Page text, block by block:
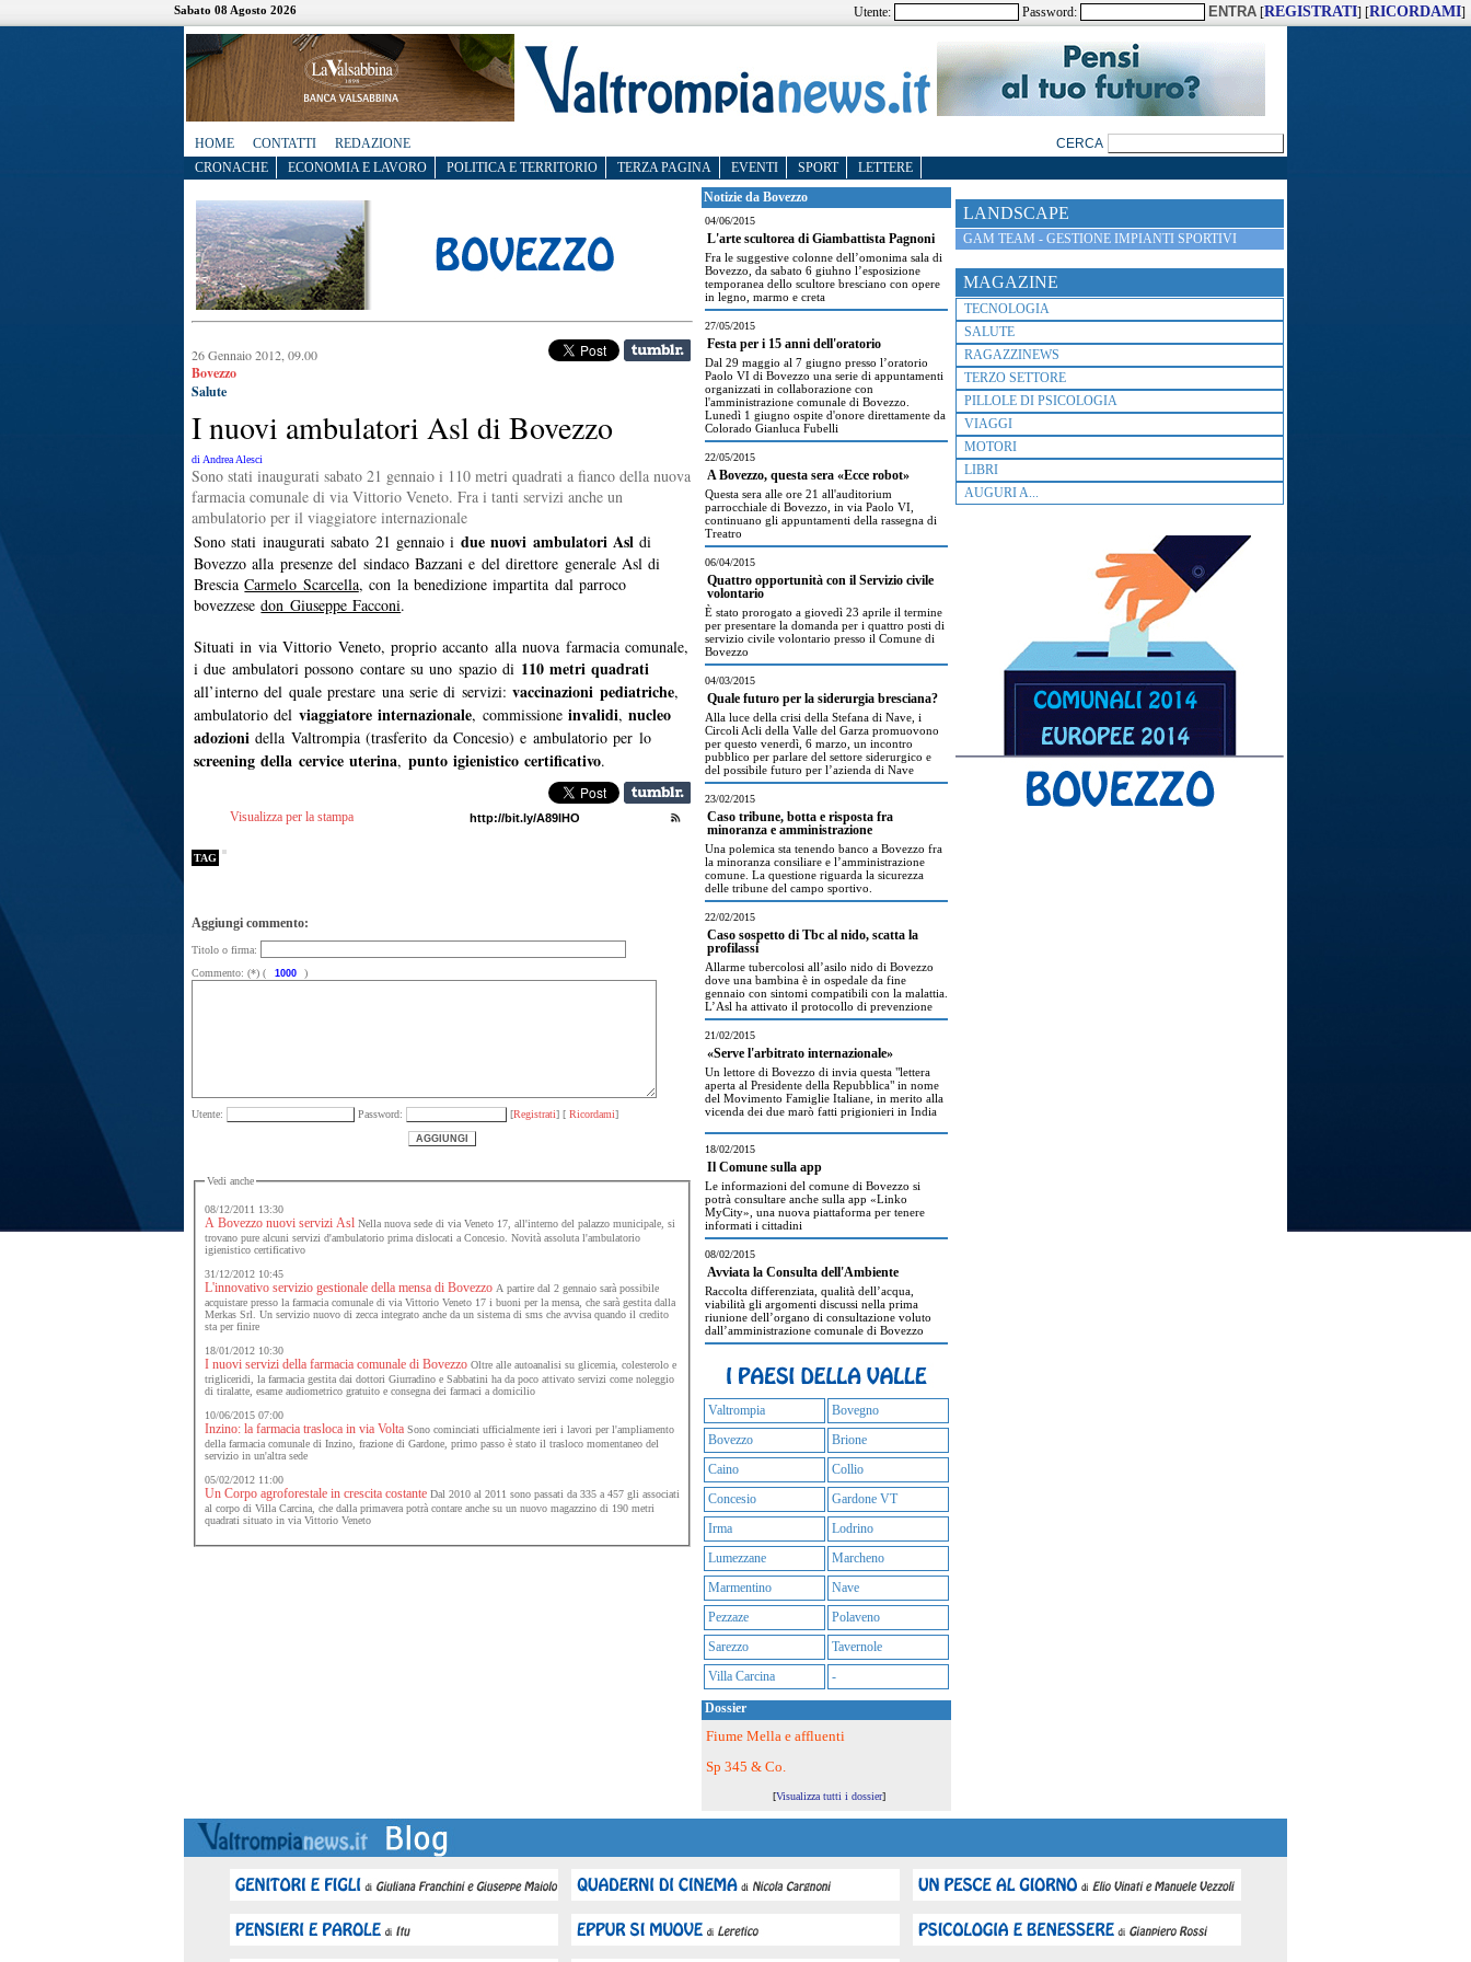
Sabato 08 Agosto 2026 Utente: Password: [REGISTRATI] [RICORDAMI]
HOME CONTATTI
REDAZIONE
CRONACHE
ECONOMIA E LAVORO POLITICA E TERRITORIO TERZA PAGINA EVENTI SPORT LETTERE
LANDSCAPE
GAM TEAM - GESTIONE IMPIANTI SPORTIVI
MAGAZINE
TECNOLOGIA
SALUTE
RAGAZZINEWS
TERZO SETTORE
PILLOLE DI PSICOLOGIA
VIAGGI
MOTORI
LIBRI
AUGURI A...
26 Gennaio 2012, 09.00
Bovezzo
Salute
I nuovi ambulatori Asl di Bovezzo
di Andrea Alesci
Sono stati inaugurati sabato 21 gennaio i 110 metri quadrati a fianco della nuova
farmacia comunale di via Vittorio Veneto. Fra i tanti servizi anche un
ambulatorio per il viaggiatore internazionale
Sono stati inaugurati sabato 21 gennaio i due nuovi ambulatori Asldi
Bovezzo alla presenze del sindaco Bazzani e del direttore generale Asl di
BresciaCarmelo Scarcella, con la benedizione impartita dal parroco
bovezzesedon Giuseppe Facconi.
Situati in via Vittorio Veneto, proprio accanto alla nuova farmacia comunale,
i due ambulatori possono contare su uno spazio di 110 metri quadrati
all’interno del quale prestare una serie di servizi:vaccinazioni pediatriche,
ambulatorio del viaggiatore internazionale, commissioneinvalidi,nucleo
adozioni della Valtrompia (trasferito da Concesio) e ambulatorio per lo
screening della cervice uterina, punto igienistico certificativo.
Visualizza per la stampa
TAG
Aggiungi commento:
Titolo o firma:
Commento: (*) (
)
Utente: Password: [Registrati] [ Ricordami]
Vedi anche
08/12/2011 13:30
A Bovezzo nuovi servizi Asl Nella nuova sede di via Veneto 17, all'interno del palazzo municipale, si
trovano pure alcuni servizi d'ambulatorio prima dislocati a Concesio. Novità assoluta l'ambulatorio
igienistico certificativo
31/12/2012 10:45
L'innovativo servizio gestionale della mensa di BovezzoA partire dal 2 gennaio sarà possibile
acquistare presso la farmacia comunale di via Vittorio Veneto 17 i buoni per la mensa, che sarà gestita dalla
Merkas Srl. Un servizio nuovo di zecca integrato anche da un sistema di sms che avvisa quando il credito
sta per finire
18/01/2012 10:30
I nuovi servizi della farmacia comunale di BovezzoOltre alle autoanalisi su glicemia, colesterolo e
trigliceridi, la farmacia gestita dai dottori Giurradino e Sabbatini ha da poco attivato servizi come noleggio
di tiralatte, esame audiometrico gratuito e consegna dei farmaci a domicilio
10/06/2015 07:00
Inzino: la farmacia trasloca in via VoltaSono cominciati ufficialmente ieri i lavori per l'ampliamento
della farmacia comunale di Inzino, frazione di Gardone, primo passo è stato il trasloco momentaneo del
servizio in un'altra sede
05/02/2012 11:00
Un Corpo agroforestale in crescita costanteDal 2010 al 2011 sono passati da 335 a 457 gli associati
al corpo di Villa Carcina, che dalla primavera potrà contare anche su un nuovo magazzino di 190 metri
quadrati situato in via Vittorio Veneto
Notizie da Bovezzo
04/06/2015
L'arte scultorea di Giambattista Pagnoni
Fra le suggestive colonne dell’omonima sala di
Bovezzo, da sabato 6 giuhno l’esposizione
temporanea dello scultore bresciano con opere
in legno, marmo e creta
27/05/2015
Festa per i 15 anni dell'oratorio
Dal 29 maggio al 7 giugno presso l’oratorio
Paolo VI di Bovezzo una serie di appuntamenti
organizzati in collaborazione con
l'amministrazione comunale di Bovezzo.
Lunedì 1 giugno ospite d'onore direttamente da
Colorado Gianluca Fubelli
22/05/2015
A Bovezzo, questa sera «Ecce robot»
Questa sera alle ore 21 all'auditorium
parrocchiale di Bovezzo, in via Paolo VI,
continuano gli appuntamenti della rassegna di
Treatro
06/04/2015
Quattro opportunità con il Servizio civile
volontario
È stato prorogato a giovedì 23 aprile il termine
per presentare la domanda per i quattro posti di
servizio civile volontario presso il Comune di
Bovezzo
04/03/2015
Quale futuro per la siderurgia bresciana?
Alla luce della crisi della Stefana di Nave, i
Circoli Acli della Valle del Garza promuovono
per questo venerdì, 6 marzo, un incontro
pubblico per parlare del settore siderurgico e
del possibile futuro per l’azienda di Nave
23/02/2015
Caso tribune, botta e risposta fra
minoranza e amministrazione
Una polemica sta tenendo banco a Bovezzo fra
la minoranza consiliare e l’amministrazione
comune. La questione riguarda la sicurezza
delle tribune del campo sportivo.
22/02/2015
Caso sospetto di Tbc al nido, scatta la
profilassi
Allarme tubercolosi all’asilo nido di Bovezzo
dove una bambina è in ospedale da fine
gennaio con sintomi compatibili con la malattia.
L’Asl ha attivato il protocollo di prevenzione
21/02/2015
«Serve l'arbitrato internazionale»
Un lettore di Bovezzo di invia questa "lettera
aperta al Presidente della Repubblica" in nome
del Movimento Famiglie Italiane, in merito alla
vicenda dei due marò fatti prigionieri in India
18/02/2015
Il Comune sulla app
Le informazioni del comune di Bovezzo si
potrà consultare anche sulla app «Linko
MyCity», una nuova piattaforma per tenere
informati i cittadini
08/02/2015
Avviata la Consulta dell'Ambiente
Raccolta differenziata, qualità dell’acqua,
viabilità gli argomenti discussi nella prima
riunione dell’organo di consultazione voluto
dall’amministrazione comunale di Bovezzo
Valtrompia
Bovegno
Bovezzo
Brione
Caino
Collio
Concesio
Gardone VT
Irma
Lodrino
Lumezzane
Marcheno
Marmentino
Nave
Pezzaze
Polaveno
Sarezzo
Tavernole
Villa Carcina
-
Dossier
Fiume Mella e affluenti
Sp 345 & Co.
[Visualizza tutti i dossier]